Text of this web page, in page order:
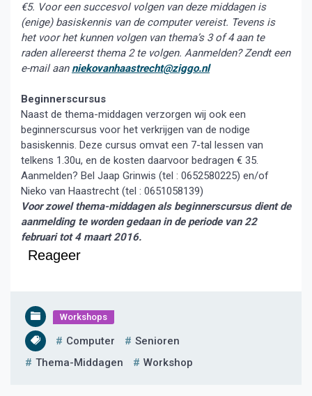
€5. Voor een succesvol volgen van deze middagen is
(enige) basiskennis van de computer vereist. Tevens is
het voor het kunnen volgen van thema’s 3 of 4 aan te
raden allereerst thema 2 te volgen. Aanmelden? Zendt een
e-mail aanniekovanhaastrecht@ziggo.nl
Beginnerscursus
Naast de thema-middagen verzorgen wij ook een
beginnerscursus voor het verkrijgen van de nodige
basiskennis. Deze cursus omvat een 7-tal lessen van
telkens 1.30u, en de kosten daarvoor bedragen € 35.
Aanmelden? Bel Jaap Grinwis (tel : 0652580225) en/of
Nieko van Haastrecht (tel : 0651058139)
Voor zowel thema-middagen als beginnerscursus dient de
aanmelding te worden gedaan in de periode van 22
februari tot 4 maart 2016.
Reageer
Workshops
Computer
Senioren
Thema-Middagen
Workshop